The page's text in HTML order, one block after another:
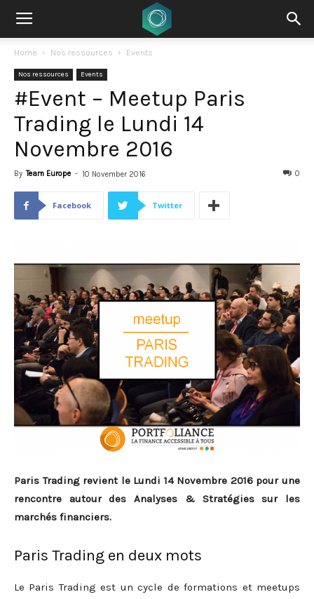
Home Nos ressources Events
Nos ressources Events
#Event – Meetup Paris
Trading le Lundi 14
Novembre 2016
By Team Europe - 10 November 2016 0
Facebook Twitter
Paris Trading revient le Lundi 14 Novembre 2016 pour une
rencontre autour des Analyses & Stratégies sur les
marchés financiers.
Paris Trading en deux mots
Le Paris Trading est un cycle de formations et meetups